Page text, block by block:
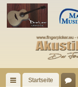
Startseite